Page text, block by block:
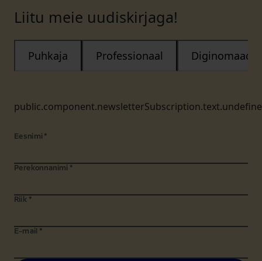
Liitu meie uudiskirjaga!
Puhkaja Professionaal Diginomaad
Eesnimi *
Perekonnanimi *
Riik *
E-mail *